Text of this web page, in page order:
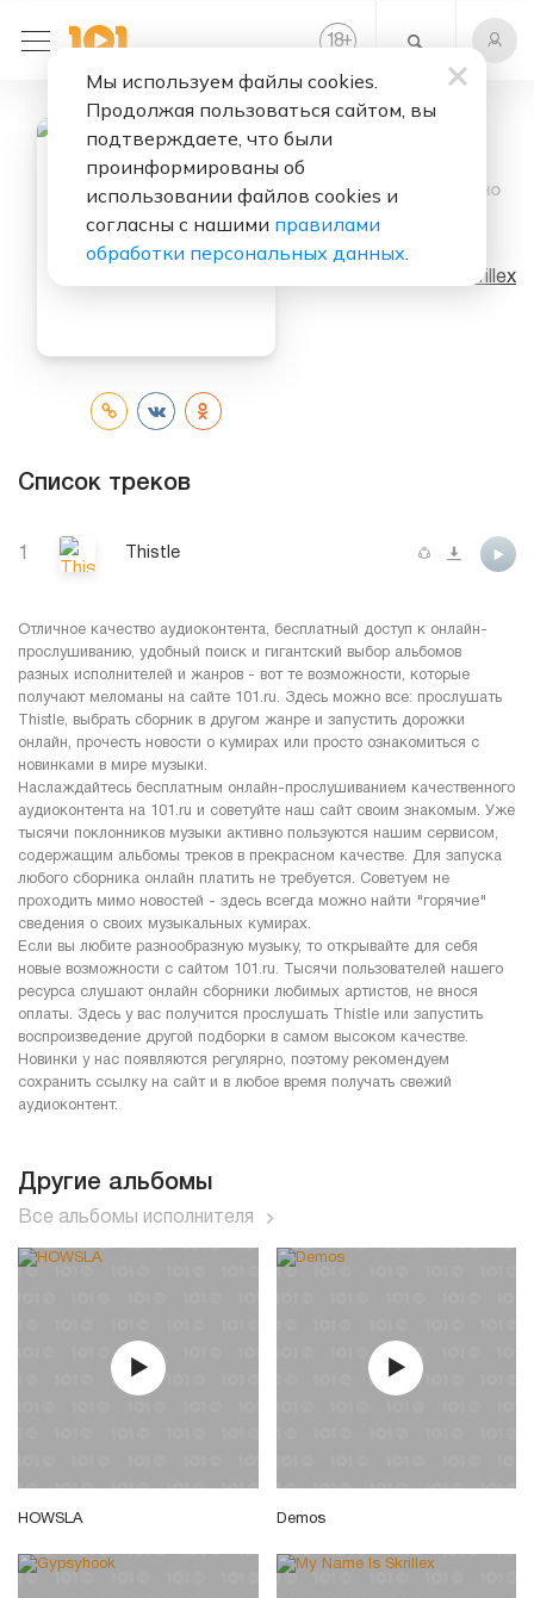
18+
Слушать бесплатно
Thistle
Skrillex
Список треков
1 Thistle
Отличное качество аудиоконтента, бесплатный доступ к онлайн-
прослушиванию, удобный поиск и гигантский выбор альбомов
разных исполнителей и жанров - вот те возможности, которые
получают меломаны на сайте 101.ru. Здесь можно все: прослушать
Thistle, выбрать сборник в другом жанре и запустить дорожки
онлайн, прочесть новости о кумирах или просто ознакомиться с
новинками в мире музыки.
Наслаждайтесь бесплатным онлайн-прослушиванием качественного
аудиоконтента на 101.ru и советуйте наш сайт своим знакомым. Уже
тысячи поклонников музыки активно пользуются нашим сервисом,
содержащим альбомы треков в прекрасном качестве. Для запуска
любого сборника онлайн платить не требуется. Советуем не
проходить мимо новостей - здесь всегда можно найти "горячие"
сведения о своих музыкальных кумирах.
Если вы любите разнообразную музыку, то открывайте для себя
новые возможности с сайтом 101.ru. Тысячи пользователей нашего
ресурса слушают онлайн сборники любимых артистов, не внося
оплаты. Здесь у вас получится прослушать Thistle или запустить
воспроизведение другой подборки в самом высоком качестве.
Новинки у нас появляются регулярно, поэтому рекомендуем
сохранить ссылку на сайт и в любое время получать свежий
аудиоконтент.
Другие альбомы
Все альбомы исполнителя
HOWSLA Demos
Мы используем файлы cookies.
Продолжая пользоваться сайтом, вы
подтверждаете, что были
проинформированы об
использовании файлов cookies и
согласны с нашими правилами
обработки персональных данных.